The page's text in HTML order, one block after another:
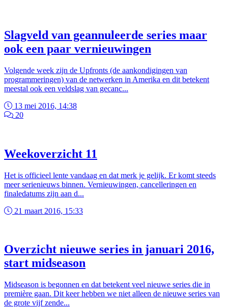
Slagveld van geannuleerde series maar
ook een paar vernieuwingen
Volgende week zijn de Upfronts (de aankondigingen van
programmeringen) van de netwerken in Amerika en dit betekent
meestal ook een veldslag van gecanc...
13 mei 2016, 14:38
20
Weekoverzicht 11
Het is officieel lente vandaag en dat merk je gelijk. Er komt steeds
meer serienieuws binnen. Vernieuwingen, cancelleringen en
finaledatums zijn aan d...
21 maart 2016, 15:33
Overzicht nieuwe series in januari 2016,
start midseason
Midseason is begonnen en dat betekent veel nieuwe series die in
première gaan. Dit keer hebben we niet alleen de nieuwe series van
de grote vijf zende...